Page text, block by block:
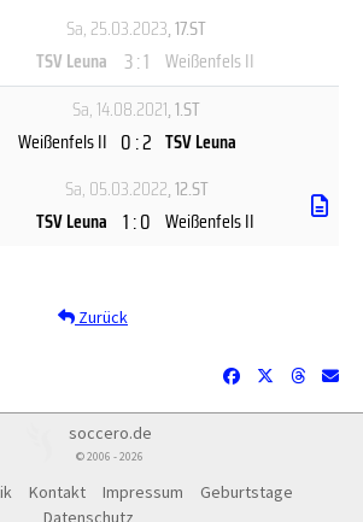
Sa, 25.03.2023, 17.ST
TSV Leuna 3 : 1 Weißenfels II
Sa, 14.08.2021, 1.ST
Weißenfels II 0 : 2 TSV Leuna
Sa, 05.03.2022, 12.ST
TSV Leuna 1 : 0 Weißenfels II
Zurück
soccero.de
© 2006 - 2026
Kontakt Impressum
Geburtstage
Datenschutz